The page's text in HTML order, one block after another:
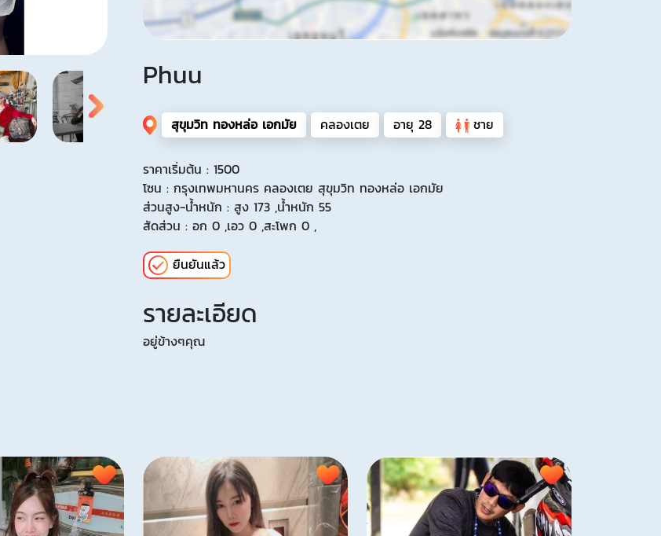
Phuu
สุขุมวิท ทองหล่อ เอกมัย คลองเตย อายุ 28 ชาย
ราคาเริ่มต้น : 1500
โซน : กรุงเทพมหานคร คลองเตย สุขุมวิท ทองหล่อ เอกมัย
ส่วนสูง-น้ำหนัก : สูง 173 ,น้ำหนัก 55
สัดส่วน : อก 0 ,เอว 0 ,สะโพก 0 ,
ยืนยันแล้ว
รายละเอียด
อยู่ข้างๆคุณ